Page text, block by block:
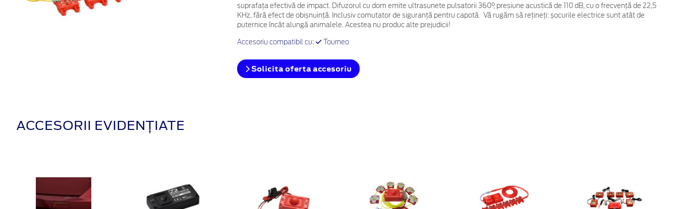
suprafața efectivă de impact. Difuzorul cu dom emite ultrasunete pulsatorii 360°, presiune acustică de 110 dB, cu o frecvență de 22,5
KHz, fără efect de obișnuință. Inclusiv comutator de siguranță pentru capotă. Vă rugăm să rețineți: șocurile electrice sunt atât de
puternice încât alungă animalele. Acestea nu produc alte prejudicii!
Accesoriu compatibil cu: Tourneo
Solicita oferta accesoriu
ACCESORII EVIDENȚIATE